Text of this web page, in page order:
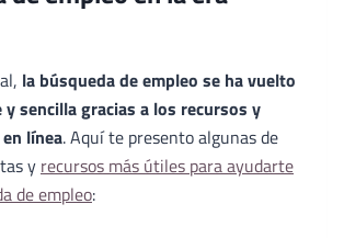
la búsqueda de empleo se ha vuelto
y sencilla gracias a los recursos y
línea. Aquí te presento algunas de
y recursos más útiles para ayudarte
de empleo: